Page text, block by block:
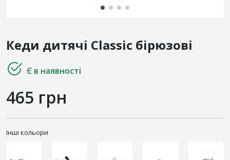
Кеди дитячі Classic бірюзові
Є в наявності
465 грн
Інші кольори